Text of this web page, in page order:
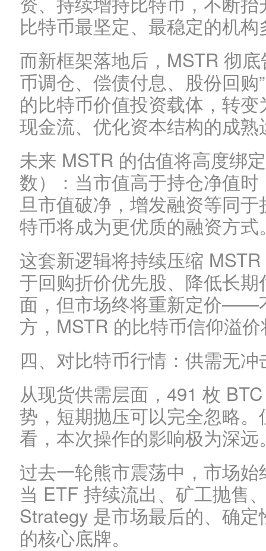
比特币最坚定、最稳定的机构
而新框架落地后，MSTR 彻
币调仓、偿债付息、股份回
的比特币价值投资载体，转
现金流、优化资本结构的成熟
未来 MSTR 的估值将高度绑
数）：当市值高于持仓净值
旦市值破净，增发融资等同
特币将成为更优质的融资方式
这套新逻辑将持续压缩
于回购折价优先股、降低长
面，但市场终将重新定价——
方，MSTR 的比特币信仰溢
四、对比特币行情：供需无
从现货供需层面，491 枚
势，短期抛压可以完全忽略
看，本次操作的影响极为深远
过去一轮熊市震荡中，市场
当 ETF 持续流出、矿工抛售
Strategy 是市场最后的、确
的核心底牌。